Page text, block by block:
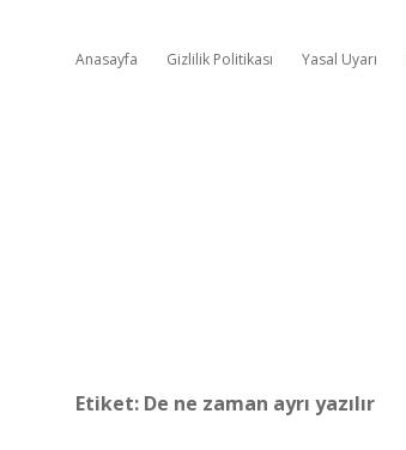
Anasayfa Gizlilik Politikası Yasal Uyarı
Etiket: De ne zaman ayrı yazılır